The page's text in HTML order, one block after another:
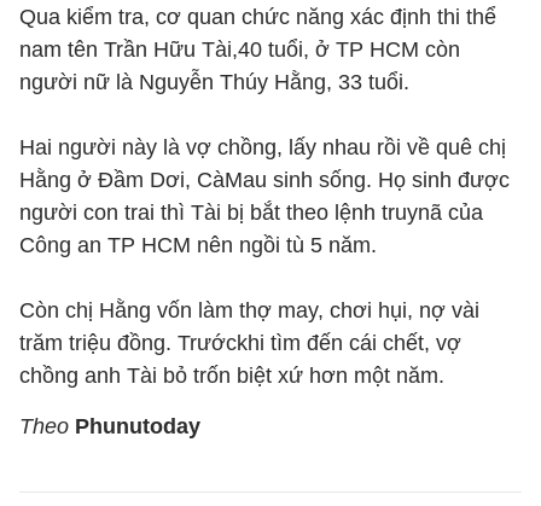
Qua kiểm tra, cơ quan chức năng xác định thi thể
nam tên Trần Hữu Tài,40 tuổi, ở TP HCM còn
người nữ là Nguyễn Thúy Hằng, 33 tuổi.
Hai người này là vợ chồng, lấy nhau rồi về quê chị
Hằng ở Đầm Dơi, CàMau sinh sống. Họ sinh được
người con trai thì Tài bị bắt theo lệnh truynã của
Công an TP HCM nên ngồi tù 5 năm.
Còn chị Hằng vốn làm thợ may, chơi hụi, nợ vài
trăm triệu đồng. Trướckhi tìm đến cái chết, vợ
chồng anh Tài bỏ trốn biệt xứ hơn một năm.
Theo Phunutoday